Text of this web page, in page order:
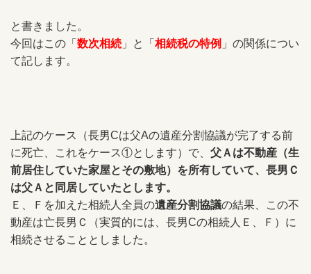
と書きました。
今回はこの「 数次相続 」と「 相続税の特例 」の関係につい
て記します。
上記のケース（長男Cは父Aの遺産分割協議が完了する前
に死亡、これをケース①とします）で、 父Ａは不動産（生
前居住していた家屋とその敷地）を所有していて、長男Ｃ
は父Ａと同居していたとします。
Ｅ、Ｆを加えた相続人全員の遺産分割協議の結果、この不
動産は亡長男Ｃ（実質的には、長男Cの相続人Ｅ、Ｆ）に
相続させることとしました。